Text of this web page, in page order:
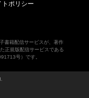
トポリシー
書籍配信サービスが、著作
正規版配信サービスである
号）です。